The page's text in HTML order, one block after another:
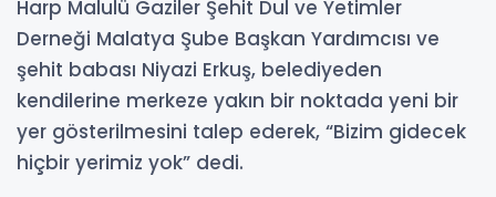
Harp Malulü Gaziler Şehit Dul ve Yetimler
Derneği Malatya Şube Başkan Yardımcısı ve
şehit babası Niyazi Erkuş, belediyeden
kendilerine merkeze yakın bir noktada yeni bir
yer gösterilmesini talep ederek, “Bizim gidecek
hiçbir yerimiz yok” dedi.